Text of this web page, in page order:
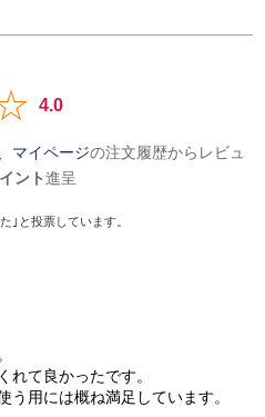
4.0
マイページの注文履歴からレビュ
ント進呈
｣と投票しています。
れて良かったです。
う用には概ね満足しています。